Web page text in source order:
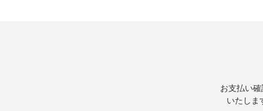
お支払い
いたしま